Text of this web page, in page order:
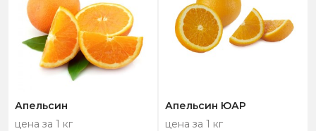
Апельсин
цена за 1 кг
Апельсин ЮАР
цена за 1 кг